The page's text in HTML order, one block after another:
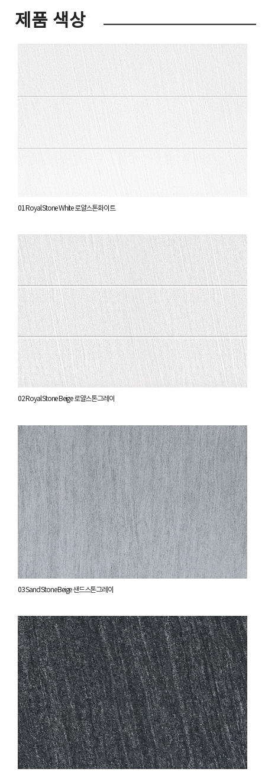
제품 색상
01 Royal Stone White 로얄스톤화이트
02 Royal Stone Beige 로얄스톤그레이
03 Sand Stone Beige 샌드스톤그레이